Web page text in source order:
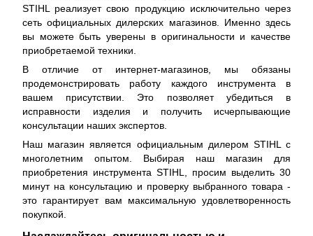
STIHL реализует свою продукцию исключительно через
сеть официальных дилерских магазинов. Именно здесь
вы можете быть уверены в оригинальности и качестве
приобретаемой техники.
В отличие от интернет-магазинов, мы обязаны
продемонстрировать работу каждого инструмента в
вашем присутствии. Это позволяет убедиться в
исправности изделия и получить исчерпывающие
консультации наших экспертов.
Наш магазин является официальным дилером STIHL с
многолетним опытом. Выбирая наш магазин для
приобретения инструмента STIHL, просим выделить 30
минут на консультацию и проверку выбранного товара -
это гарантирует вам максимальную удовлетворенность
покупкой.